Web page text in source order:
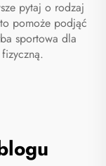
pytaj o rodzaj
pomoże podjąć
sportowa dla